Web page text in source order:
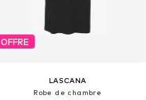
OFFRE
LASCANA
Robe de chambre